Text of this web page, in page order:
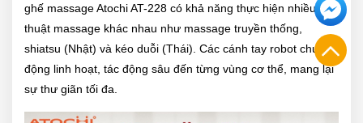
ghế massage Atochi AT-228 có khả năng thực hiện nhiều kỹ
thuật massage khác nhau như massage truyền thống,
shiatsu (Nhật) và kéo duỗi (Thái). Các cánh tay robot chuyển
động linh hoạt, tác động sâu đến từng vùng cơ thể, mang lại
sự thư giãn tối đa.